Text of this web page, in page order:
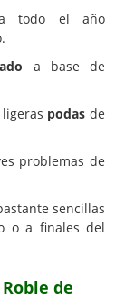
todo el año
a base de
podas de
problemas de
sencillas
o a finales del
de